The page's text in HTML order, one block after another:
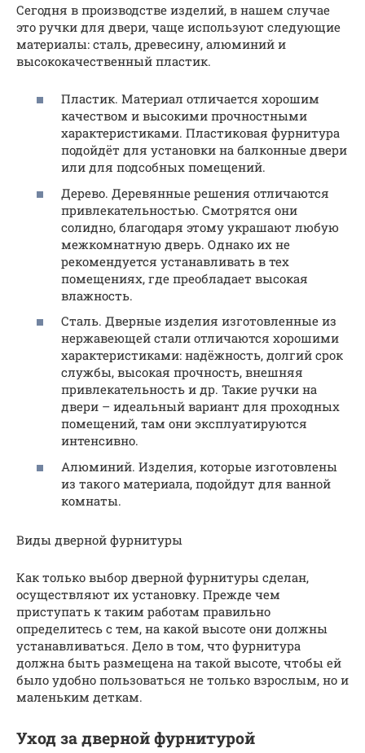
Сегодня в производстве изделий, в нашем случае
это ручки для двери, чаще используют следующие
материалы: сталь, древесину, алюминий и
высококачественный пластик.
Пластик. Материал отличается хорошим
качеством и высокими прочностными
характеристиками. Пластиковая фурнитура
подойдёт для установки на балконные двери
или для подсобных помещений.
Дерево. Деревянные решения отличаются
привлекательностью. Смотрятся они
солидно, благодаря этому украшают любую
межкомнатную дверь. Однако их не
рекомендуется устанавливать в тех
помещениях, где преобладает высокая
влажность.
Сталь. Дверные изделия изготовленные из
нержавеющей стали отличаются хорошими
характеристиками: надёжность, долгий срок
службы, высокая прочность, внешняя
привлекательность и др. Такие ручки на
двери – идеальный вариант для проходных
помещений, там они эксплуатируются
интенсивно.
Алюминий. Изделия, которые изготовлены
из такого материала, подойдут для ванной
комнаты.
Виды дверной фурнитуры
Как только выбор дверной фурнитуры сделан,
осуществляют их установку. Прежде чем
приступать к таким работам правильно
определитесь с тем, на какой высоте они должны
устанавливаться. Дело в том, что фурнитура
должна быть размещена на такой высоте, чтобы ей
было удобно пользоваться не только взрослым, но и
маленьким деткам.
Уход за дверной фурнитурой